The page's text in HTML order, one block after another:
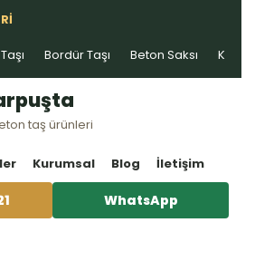
Bordür Taşı Beton Saksı Kablo
taş ürünleri
Kurumsal Blog İletişim
WhatsApp